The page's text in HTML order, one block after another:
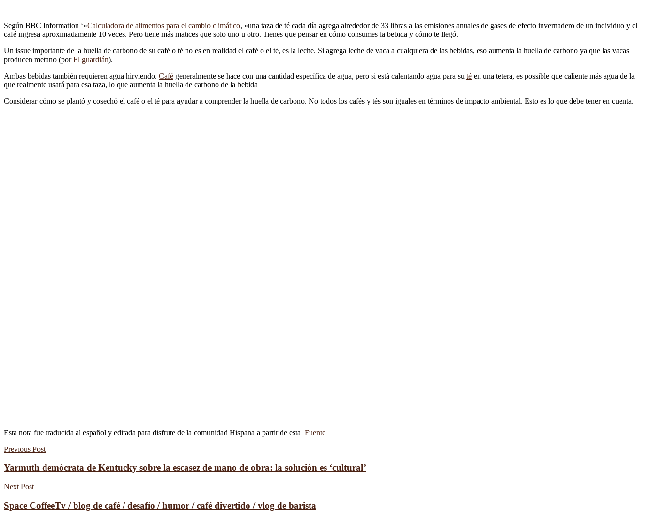
Según BBC Information ‘»Calculadora de alimentos para el cambio climático, «una taza de té cada día agrega alrededor de 33 libras a las emisiones anuales de gases de efecto invernadero de un individuo y el
café ingresa aproximadamente 10 veces. Pero tiene más matices que solo uno u otro. Tienes que pensar en cómo consumes la bebida y cómo te llegó.
Un issue importante de la huella de carbono de su café o té no es en realidad el café o el té, es la leche. Si agrega leche de vaca a cualquiera de las bebidas, eso aumenta la huella de carbono ya que las vacas
producen metano (porEl guardián).
Ambas bebidas también requieren agua hirviendo. Café generalmente se hace con una cantidad específica de agua, pero si está calentando agua para su té en una tetera, es possible que caliente más agua de la
que realmente usará para esa taza, lo que aumenta la huella de carbono de la bebida
Considerar cómo se plantó y cosechó el café o el té para ayudar a comprender la huella de carbono. No todos los cafés y tés son iguales en términos de impacto ambiental. Esto es lo que debe tener en cuenta.
Esta nota fue traducida al español y editada para disfrute de la comunidad Hispana a partir de esta Fuente
Previous Post
Yarmuth demócrata de Kentucky sobre la escasez de mano de obra: la solución es ‘cultural’
Next Post
Space CoffeeTv / blog de café / desafío / humor / café divertido / vlog de barista